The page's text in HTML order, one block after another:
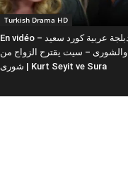
Turkish Drama HD
En vidéo – دبلجة عربية كورد سعيد
والشورى – سيت يقترح الزواج من
شورى | Kurt Seyit ve Sura